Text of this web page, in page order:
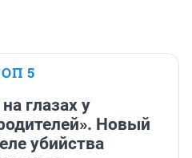
5
глазах у
Новый
убийства